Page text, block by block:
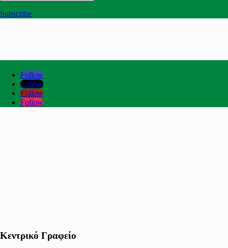
Subscribe
Follow
Follow
Follow
Follow
Κεντρικό Γραφείο